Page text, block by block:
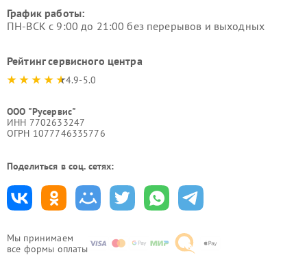
Мы принимаем
все формы оплаты
График работы:
ПН-ВСК с 9:00 до 21:00 без перерывов и выходных
Рейтинг сервисного центра
4.9-5.0
ООО "Русервис"
ИНН 7702633247
ОГРН 1077746335776
Поделиться в соц. сетях: